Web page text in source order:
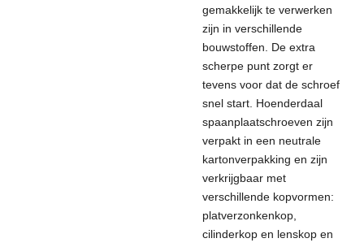
gemakkelijk te verwerken
zijn in verschillende
bouwstoffen. De extra
scherpe punt zorgt er
tevens voor dat de schroef
snel start. Hoenderdaal
spaanplaatschroeven zijn
verpakt in een neutrale
kartonverpakking en zijn
verkrijgbaar met
verschillende kopvormen:
platverzonkenkop,
cilinderkop en lenskop en